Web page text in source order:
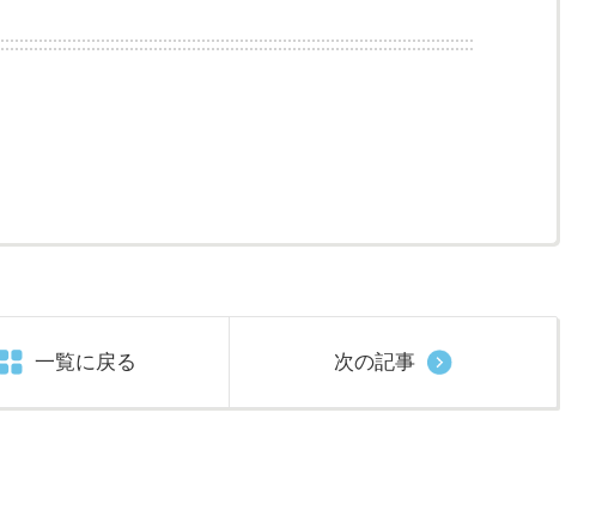
一覧に戻る 次の記事